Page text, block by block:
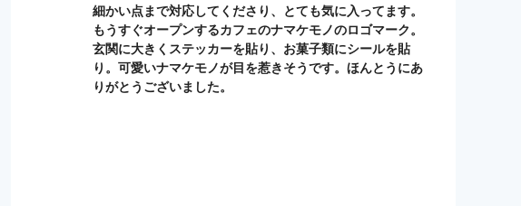
細かい点まで対応してくださり、とても気に入ってます。
もうすぐオープンするカフェのナマケモノのロゴマーク。
玄関に大きくステッカーを貼り、お菓子類にシールを貼
り。可愛いナマケモノが目を惹きそうです。ほんとうにあ
りがとうございました。